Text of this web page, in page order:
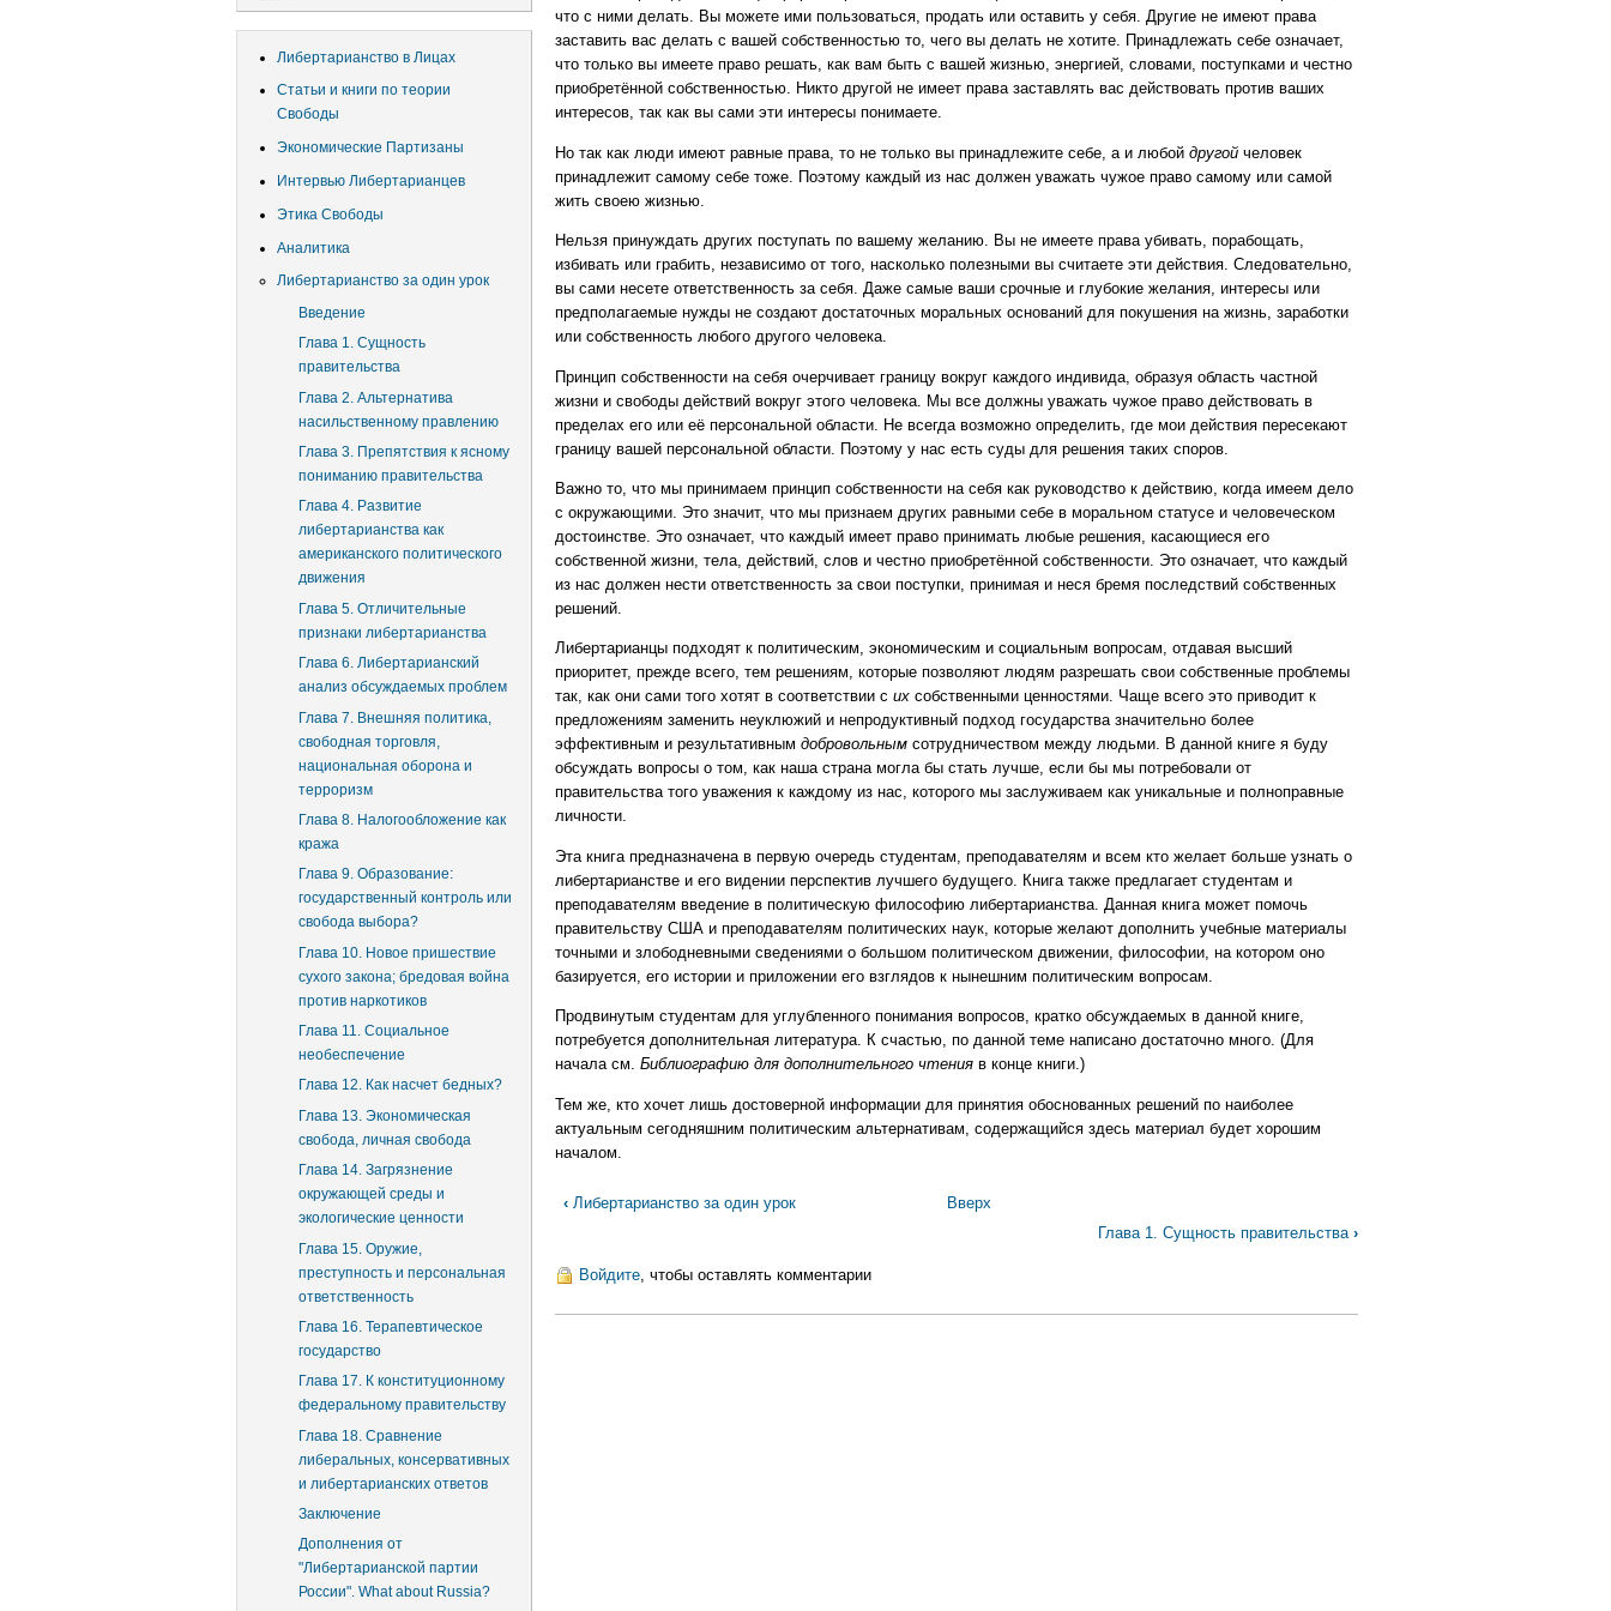
что с ними делать. Вы можете ими пользоваться, продать или оставить у себя. Другие не имеют права
заставить вас делать с вашей собственностью то, чего вы делать не хотите. Принадлежать себе означает,
что только вы имеете право решать, как вам быть с вашей жизнью, энергией, словами, поступками и честно
приобретённой собственностью. Никто другой не имеет права заставлять вас действовать против ваших
интересов, так как вы сами эти интересы понимаете.
Но так как люди имеют равные права, то не только вы принадлежите себе, а и любой другой человек
принадлежит самому себе тоже. Поэтому каждый из нас должен уважать чужое право самому или самой
жить своею жизнью.
Нельзя принуждать других поступать по вашему желанию. Вы не имеете права убивать, порабощать,
избивать или грабить, независимо от того, насколько полезными вы считаете эти действия. Следовательно,
вы сами несете ответственность за себя. Даже самые ваши срочные и глубокие желания, интересы или
предполагаемые нужды не создают достаточных моральных оснований для покушения на жизнь, заработки
или собственность любого другого человека.
Принцип собственности на себя очерчивает границу вокруг каждого индивида, образуя область частной
жизни и свободы действий вокруг этого человека. Мы все должны уважать чужое право действовать в
пределах его или её персональной области. Не всегда возможно определить, где мои действия пересекают
границу вашей персональной области. Поэтому у нас есть суды для решения таких споров.
Важно то, что мы принимаем принцип собственности на себя как руководство к действию, когда имеем дело
с окружающими. Это значит, что мы признаем других равными себе в моральном статусе и человеческом
достоинстве. Это означает, что каждый имеет право принимать любые решения, касающиеся его
собственной жизни, тела, действий, слов и честно приобретённой собственности. Это означает, что каждый
из нас должен нести ответственность за свои поступки, принимая и неся бремя последствий собственных
решений.
Либертарианцы подходят к политическим, экономическим и социальным вопросам, отдавая высший
приоритет, прежде всего, тем решениям, которые позволяют людям разрешать свои собственные проблемы
так, как они сами того хотят в соответствии с их собственными ценностями. Чаще всего это приводит к
предложениям заменить неуклюжий и непродуктивный подход государства значительно более
эффективным и результативным добровольным сотрудничеством между людьми. В данной книге я буду
обсуждать вопросы о том, как наша страна могла бы стать лучше, если бы мы потребовали от
правительства того уважения к каждому из нас, которого мы заслуживаем как уникальные и полноправные
личности.
Эта книга предназначена в первую очередь студентам, преподавателям и всем кто желает больше узнать о
либертарианстве и его видении перспектив лучшего будущего. Книга также предлагает студентам и
преподавателям введение в политическую философию либертарианства. Данная книга может помочь
правительству США и преподавателям политических наук, которые желают дополнить учебные материалы
точными и злободневными сведениями о большом политическом движении, философии, на котором оно
базируется, его истории и приложении его взглядов к нынешним политическим вопросам.
Продвинутым студентам для углубленного понимания вопросов, кратко обсуждаемых в данной книге,
потребуется дополнительная литература. К счастью, по данной теме написано достаточно много. (Для
начала см. Библиографию для дополнительного чтения в конце книги.)
Тем же, кто хочет лишь достоверной информации для принятия обоснованных решений по наиболее
актуальным сегодняшним политическим альтернативам, содержащийся здесь материал будет хорошим
началом.
Перекрёстные
ссылки
для
Введение
‹Либертарианство за один урок
Вверх
Глава 1. Сущность правительства ›
Войдите, чтобы оставлять комментарии
учётной
пользователя
Либертарианство в Лицах
Статьи и книги по теории
Свободы
Экономические Партизаны
Интервью Либертарианцев
Этика Свободы
Аналитика
Либертарианство за один урок
Введение
Глава 1. Сущность
правительства
Глава 2. Альтернатива
насильственному правлению
Глава 3. Препятствия к ясному
пониманию правительства
Глава 4. Развитие
либертарианства как
американского политического
движения
Глава 5. Отличительные
признаки либертарианства
Глава 6. Либертарианский
анализ обсуждаемых проблем
Глава 7. Внешняя политика,
свободная торговля,
национальная оборона и
терроризм
Глава 8. Налогообложение как
кража
Глава 9. Образование:
государственный контроль или
свобода выбора?
Глава 10. Новое пришествие
сухого закона; бредовая война
против наркотиков
Глава 11. Социальное
необеспечение
Глава 12. Как насчет бедных?
Глава 13. Экономическая
свобода, личная свобода
Глава 14. Загрязнение
окружающей среды и
экологические ценности
Глава 15. Оружие,
преступность и персональная
ответственность
Глава 16. Терапевтическое
государство
Глава 17. К конституционному
федеральному правительству
Глава 18. Сравнение
либеральных, консервативных
и либертарианских ответов
Заключение
Дополнения от
"Либертарианской партии
России". What about Russia?